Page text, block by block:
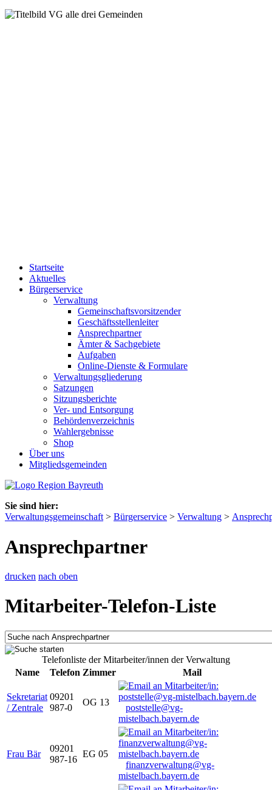
Startseite
Aktuelles
Bürgerservice
Verwaltung
Gemeinschaftsvorsitzender
Geschäftsstellenleiter
Ansprechpartner
Ämter & Sachgebiete
Aufgaben
Online-Dienste & Formulare
Verwaltungsgliederung
Satzungen
Sitzungsberichte
Ver- und Entsorgung
Behördenverzeichnis
Wahlergebnisse
Shop
Über uns
Mitgliedsgemeinden
Sie sind hier:
Verwaltungsgemeinschaft > Bürgerservice > Verwaltung >
Ansprechpartner
drucken nach oben
Mitarbeiter-Telefon-Liste
Telefonliste der Mitarbeiter/innen der Verwaltung
Name
Telefon Zimmer Mail
Sekretariat
/ Zentrale
09201
987-0
OG 13
poststelle@vg-
mistelbach.bayern.de
Frau Bär
09201
987-16
EG 05
finanzverwaltung@vg-
mistelbach.bayern.de